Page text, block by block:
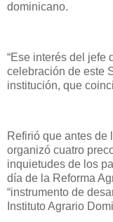
dominicano.
“Ese interés del jefe
celebración de este
institución, que
Refirió que antes de
organizó cuatro
inquietudes de los
día de la Reforma
“instrumento de
Instituto Agrario